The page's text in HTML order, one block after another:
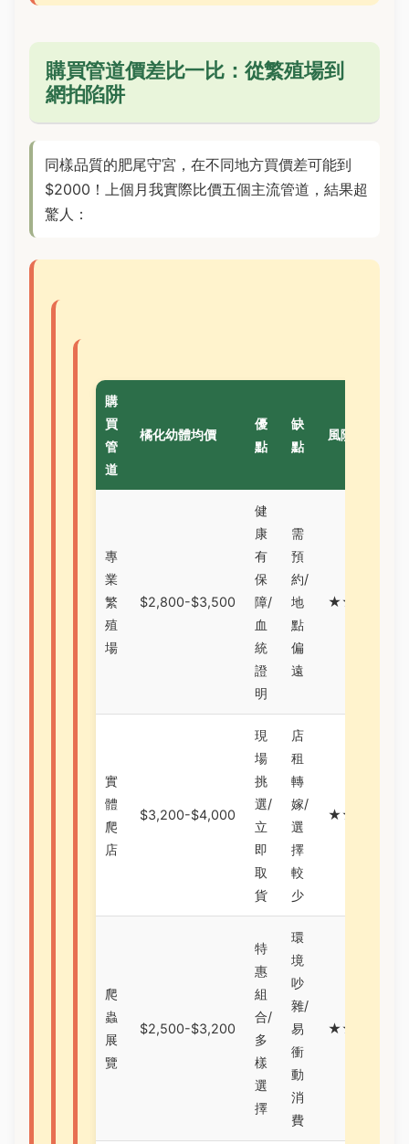
購買管道價差比一比：從繁殖場到
網拍陷阱
同樣品質的肥尾守宮，在不同地方買價差可能到
$2000！上個月我實際比價五個主流管道，結果超
驚人：
購
買
管
道
橘化幼體均價
優
點
缺
點
風險指數
專
業
繁
殖
場
$2,800-$3,500
健
康
有
保
障/
血
統
證
明
需
預
約/
地
點
偏
遠
★☆☆☆☆
實
體
爬
店
$3,200-$4,000
現
場
挑
選/
立
即
取
貨
店
租
轉
嫁/
選
擇
較
少
★★☆☆☆
爬
蟲
展
覽
$2,500-$3,200
特
惠
組
合/
多
樣
選
擇
環
境
吵
雜/
易
衝
動
消
費
★★★☆☆